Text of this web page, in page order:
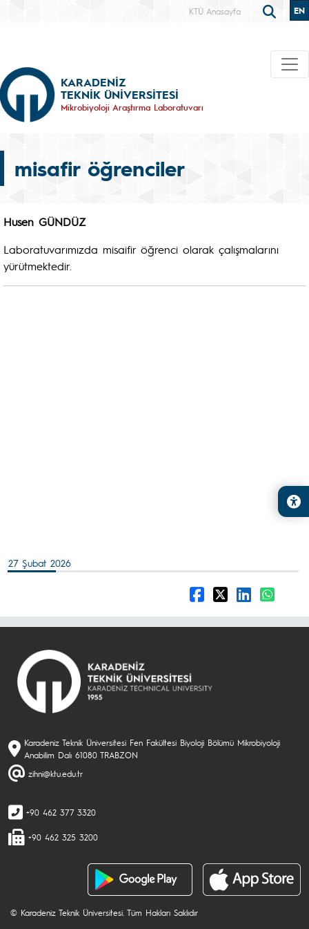
KTÜ Anasayfa EN
KARADENİZ
TEKNİK ÜNİVERSİTESİ
Mikrobiyoloji Araştırma Laboratuvarı
misafir öğrenciler
Husen GÜNDÜZ
Laboratuvarımızda misaifir öğrenci olarak çalışmalarını
yürütmektedir.
27 Şubat 2026
Karadeniz Teknik Üniversitesi Fen Fakültesi Biyoloji Bölümü Mikrobiyoloji
Anabilim Dalı 61080 TRABZON
zihni@ktu.edu.tr
+90 462 377 3320
+90 462 325 3200
© Karadeniz Teknik Üniversitesi. Tüm Hakları Saklıdır